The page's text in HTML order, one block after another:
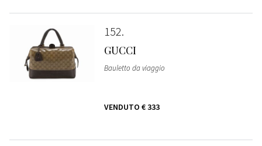
152
GUCCI
Bauletto da viaggio
VENDUTO € 333